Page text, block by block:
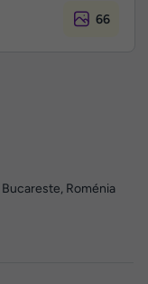
66
Bucareste, Roménia